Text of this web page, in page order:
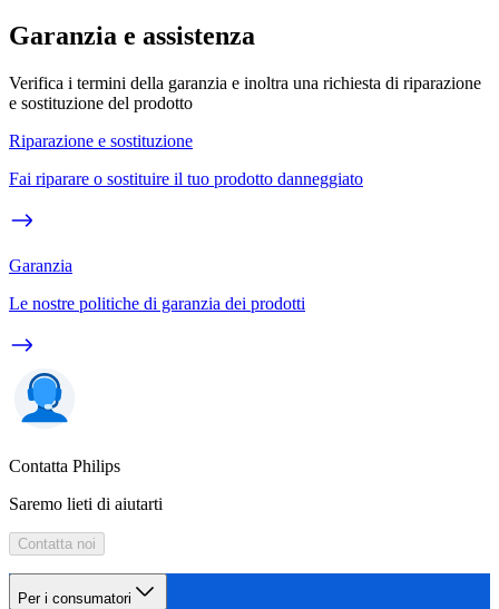
Garanzia e assistenza
Verifica i termini della garanzia e inoltra una richiesta di riparazione
e sostituzione del prodotto
Riparazione e sostituzione
Fai riparare o sostituire il tuo prodotto danneggiato
Garanzia
Le nostre politiche di garanzia dei prodotti
Contatta Philips
Saremo lieti di aiutarti
Contatta noi
Per i consumatori